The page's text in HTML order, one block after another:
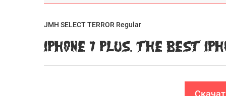
JMH SELECT TERROR Regular